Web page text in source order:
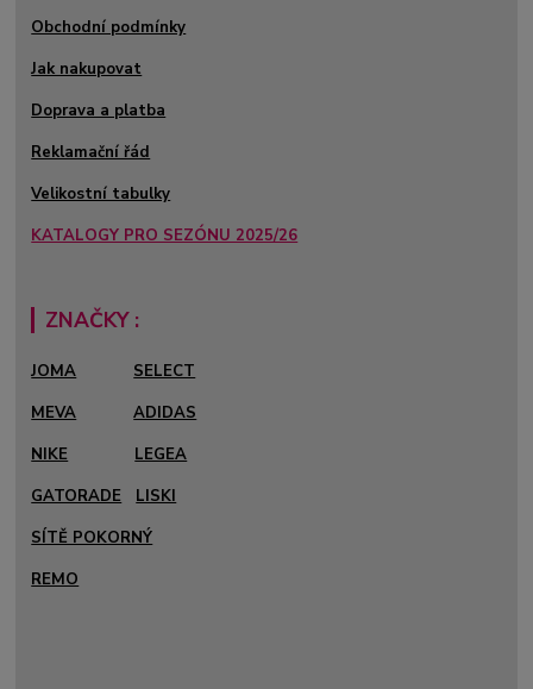
Obchodní podmínky
Jak nakupovat
Doprava a platba
Reklamační řád
Velikostní tabulky
KATALOGY PRO SEZÓNU 2025/26
ZNAČKY :
JOMA
SELECT
MEVA
ADIDAS
NIKE
LEGEA
GATORADE
LISKI
SÍTĚ POKORNÝ
REMO